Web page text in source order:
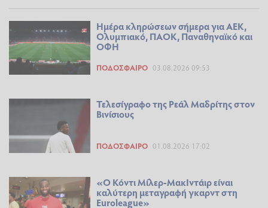
Ημέρα κληρώσεων σήμερα για ΑΕΚ,
Ολυμπιακό, ΠΑΟΚ, Παναθηναϊκό και
ΟΦΗ
ΠΟΔΌΣΦΑΙΡΟ 03.08.2026 09:53
Τελεσίγραφο της Ρεάλ Μαδρίτης στον
Βινίσιους
ΠΟΔΌΣΦΑΙΡΟ 01.08.2026 17:02
«Ο Κόντι Μίλερ-ΜακΙντάιρ είναι
καλύτερη μεταγραφή γκαρντ στη
Euroleague»